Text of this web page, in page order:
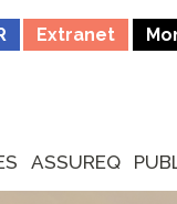
Extranet
ASSUREQ